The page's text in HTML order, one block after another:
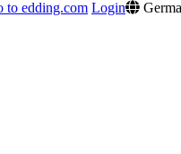
to edding.com Login